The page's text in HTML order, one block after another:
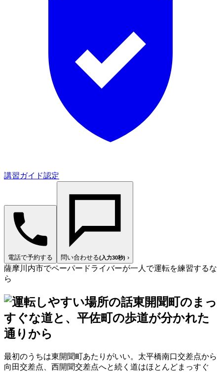
講習ガイド認定
電話で予約する 問い合わせる(入力30秒) ›
薩摩川内市でペーパードライバーが一人で運転を練習するな
ら
東開聞町のまっ
すぐな道と、平佐町の歩道が分かれた
通りから
最初のうちは東開聞町あたりがいい。太平橋南口交差点から
向田交差点、西開聞交差点へと続く道はほとんどまっすぐ